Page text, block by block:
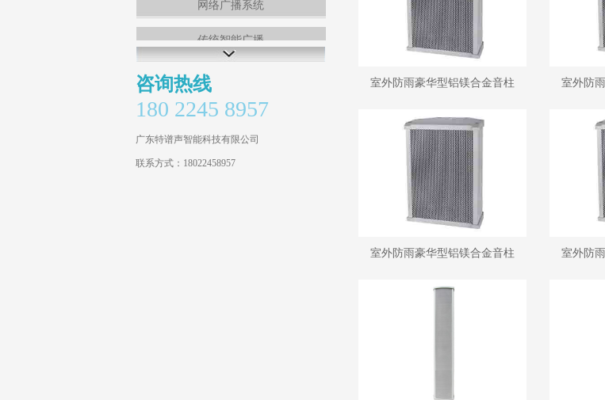
网络广播系统
传统智能广播
定压功率放大器
室外音柱
壁挂音箱
咨询热线
180 2245 8957
广东特谱声智能科技有限公司
联系方式：18022458957
室外防雨豪华型铝镁合金音柱 室外防
室外防雨豪华型铝镁合金音柱 室外防